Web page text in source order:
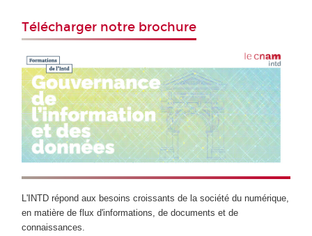
Télécharger notre brochure
L'INTD répond aux besoins croissants de la société du numérique,
en matière de flux d'informations, de documents et de
connaissances.